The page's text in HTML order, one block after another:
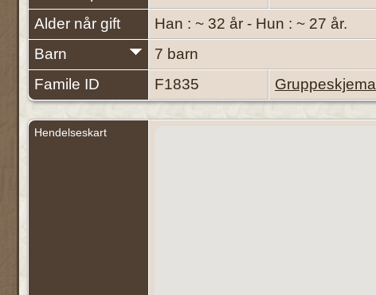
Alder når gift
Han : ~ 32 år - Hun : ~ 27 år.
Barn
7 barn
Famile ID
F1835 Gruppeskjema
Hendelseskart